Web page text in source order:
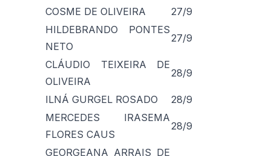
COSME DE OLIVEIRA
27/9
HILDEBRANDO PONTES
NETO
27/9
CLÁUDIO TEIXEIRA DE
OLIVEIRA
28/9
ILNÁ GURGEL ROSADO
28/9
MERCEDES IRASEMA
FLORES CAUS
28/9
GEORGEANA ARRAIS DE